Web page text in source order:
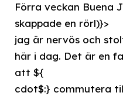
Förra veckan Buena
skappade en rörl)}>
jag är nervös och
här i dag. Det är en
att ${
cdot$:} commutera